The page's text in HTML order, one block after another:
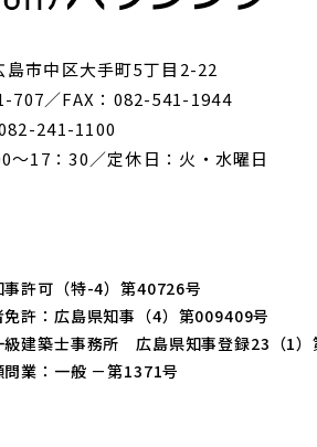
市中区大手町5丁目2-22
707／FAX：082-541-1944
241-1100
〜17：30／定休日：火・水曜日
許可（特-4）第40726号
許：広島県知事（4）第009409号
級建築士事務所 広島県知事登録23（1）
業：一般 －第1371号